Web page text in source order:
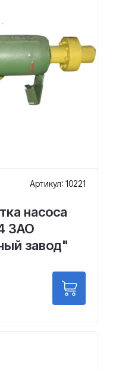
Артикул: 10221
насоса
ЗАО
завод"